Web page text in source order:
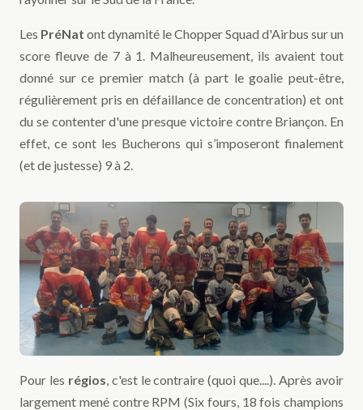
Les PréNat ont dynamité le Chopper Squad d'Airbus sur un
score fleuve de 7 à 1. Malheureusement, ils avaient tout
donné sur ce premier match (à part le goalie peut-être,
régulièrement pris en défaillance de concentration) et ont
du se contenter d'une presque victoire contre Briançon. En
effet, ce sont les Bucherons qui s’imposeront finalement
(et de justesse) 9 à 2.
Pour les régios, c'est le contraire (quoi que....). Après avoir
largement mené contre RPM (Six fours, 18 fois champions